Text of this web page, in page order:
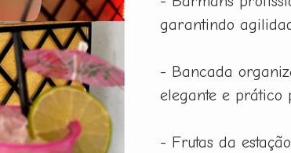
garantindo
- Bancada
elegante e prático
- Frutas da